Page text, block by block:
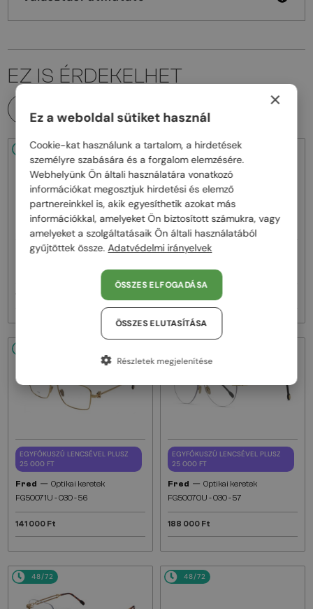
EZ IS ÉRDEKELHET
48/72
Fred— Napszemüvegek
48/72
Fred—Napszemüvegek
FG40064U - 30G - 59
EGYFÓKUSZÚ LENCSÉVEL PLUSZ
25 000 FT
Fred — Optikai keretek
FG50071U - 030 - 56
141 000 Ft
EGYFÓKUSZÚ LENCSÉVEL PLUSZ
25 000 FT
Fred — Optikai keretek
FG50070U - 030 - 57
188 000 Ft
48/72 48/72
×
Ez a weboldal sütiket használ
Cookie-kat használunk a tartalom, a hirdetések
személyre szabására és a forgalom elemzésére.
Webhelyünk Ön általi használatára vonatkozó
információkat megosztjuk hirdetési és elemző
partnereinkkel is, akik egyesíthetik azokat más
információkkal, amelyeket Ön biztosított számukra, vagy
amelyeket a szolgáltatásaik Ön általi használatából
gyűjtöttek össze.Adatvédelmi irányelvek
ÖSSZES ELFOGADÁSA
ÖSSZES ELUTASÍTÁSA
Részletek megjelenítése